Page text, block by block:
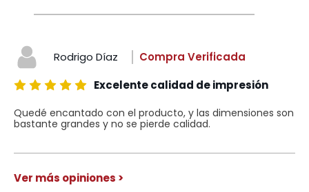
Rodrigo Díaz
Compra Verificada
Excelente calidad de impresión
Quedé encantado con el producto, y las dimensiones son
bastante grandes y no se pierde calidad.
Ver más opiniones >